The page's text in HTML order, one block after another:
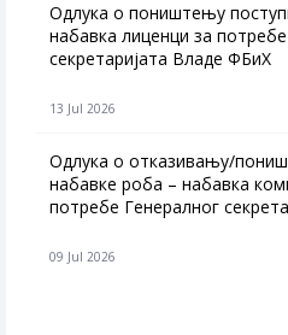
Одлука о поништењу
набавка лиценци за
секретаријата Владе ФБиХ
13 Jul 2026
Одлука о отказивању/
набавке роба – набавка
потребе Генералног
09 Jul 2026